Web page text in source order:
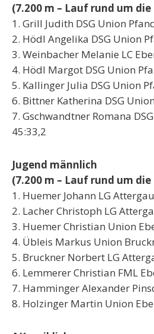
(7.200 m – Lauf rund um
1. Grill Judith DSG Union
2. Hödl Angelika DSG Union
3. Weinbacher Melanie LC
4. Hödl Margot DSG Union
5. Kallinger Julia DSG Union
6. Bittner Katherina DSG
7. Gschwandtner Romana
45:33,2
Jugend männlich
(7.200 m – Lauf rund um
1. Huemer Johann LG
2. Lacher Christoph LG
3. Huemer Christian Union
4. Übleis Markus Union
5. Bruckner Norbert LG
6. Lemmerer Christian FML
7. Hamminger Alexander
8. Holzinger Martin Union